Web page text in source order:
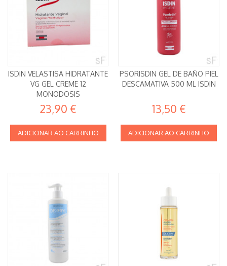
ISDIN VELASTISA HIDRATANTE
VG GEL CREME 12
MONODOSIS
23,90 €
ADICIONAR AO CARRINHO
PSORISDIN GEL DE BAÑO PIEL
DESCAMATIVA 500 ML ISDIN
13,50 €
ADICIONAR AO CARRINHO